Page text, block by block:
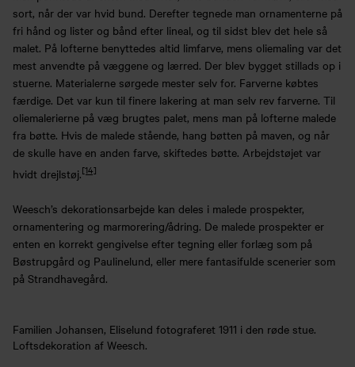
sort, når der var hvid bund. Derefter tegnede man ornamenterne på
fri hånd og lister og bånd efter lineal, og til sidst blev det hele så
malet. På lofterne benyttedes altid limfarve, mens oliemaling var det
mest anvendte på væggene og lærred. Der blev bygget stillads op i
stuerne. Materialerne sørgede mester selv for. Farverne købtes
færdige. Det var kun til finere lakering at man selv rev farverne. Til
oliemalerierne på væg brugtes palet, mens man på lofterne malede
fra bøtte. Hvis de malede stående, hang bøtten på maven, og når
de skulle have en anden farve, skiftedes bøtte. Arbejdstøjet var
hvidt drejlstøj.[14]
Weesch’s dekorationsarbejde kan deles i malede prospekter,
ornamentering og marmorering/ådring. De malede prospekter er
enten en korrekt gengivelse efter tegning eller forlæg som på
Bøstrupgård og Paulinelund, eller mere fantasifulde scenerier som
på Strandhavegård.
Familien Johansen, Eliselund fotograferet 1911 i den røde stue.
Loftsdekoration af Weesch.